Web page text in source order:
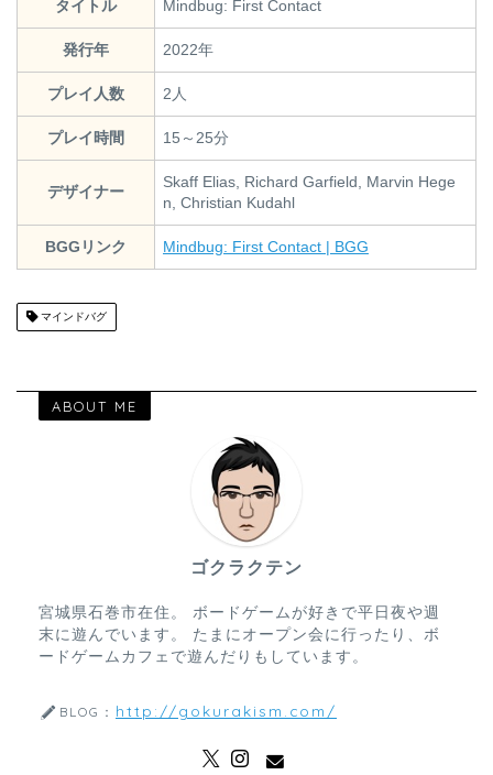
タイトル Mindbug: First Contact
発行年 2022年
プレイ人数 2人
プレイ時間 15～25分
デザイナー
Skaff Elias, Richard Garfield, Marvin Hege
n, Christian Kudahl
BGGリンク Mindbug: First Contact | BGG
マインドバグ
ABOUT ME
ゴクラクテン
宮城県石巻市在住。 ボードゲームが好きで平日夜や週
末に遊んでいます。 たまにオープン会に行ったり、ボ
ードゲームカフェで遊んだりもしています。
BLOG： http://gokurakism.com/